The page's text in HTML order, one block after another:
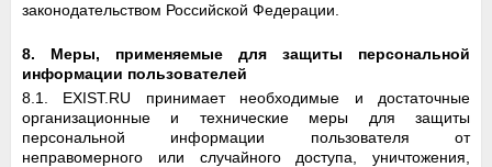
законодательством Российской Федерации.
8. Меры, применяемые для защиты персональной
информации пользователей
8.1. EXIST.RU принимает необходимые и достаточные
организационные и технические меры для защиты
персональной информации пользователя от
неправомерного или случайного доступа, уничтожения,